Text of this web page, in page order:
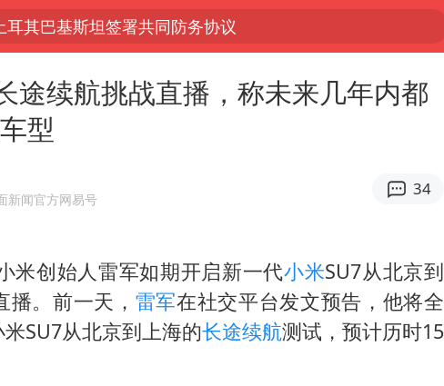
委书记张毅恭被查
海豚已进入24小时警戒线
个长时储能一体化产业园量产
品回应女子吐槽内裤质量差
海豚或吞并鲸鱼 登陆地点更新
：上半年归母净利润1405.77万元
篮70-67险胜尼日利亚女篮
途续航挑战直播，称未来几年内都
型
新闻官方网易号
34
米创始人雷军如期开启新一代小米SU7从北京到
。前一天， 雷军在社交平台发文预告，他将全
SU7从北京到上海的长途续航测试，预计历时15